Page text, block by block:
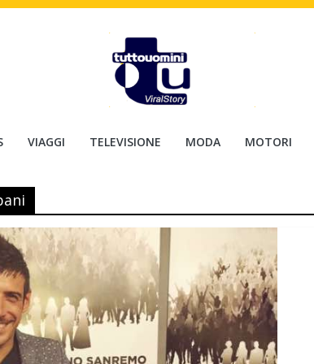
VIAGGI TELEVISIONE MODA MOTORI